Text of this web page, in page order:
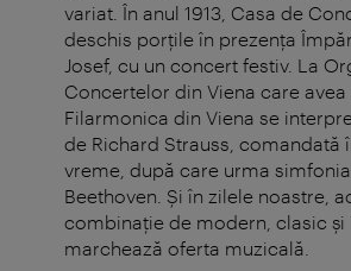
variat. În anul 1913, Casa de
deschis porţile în prezenţa
Josef, cu un concert festiv. La
Concertelor din Viena care avea
Filarmonica din Viena se
de Richard Strauss, comandată
vreme, după care urma simfonia
Beethoven. Şi în zilele noastre,
combinaţie de modern, clasic şi
marchează oferta muzicală.